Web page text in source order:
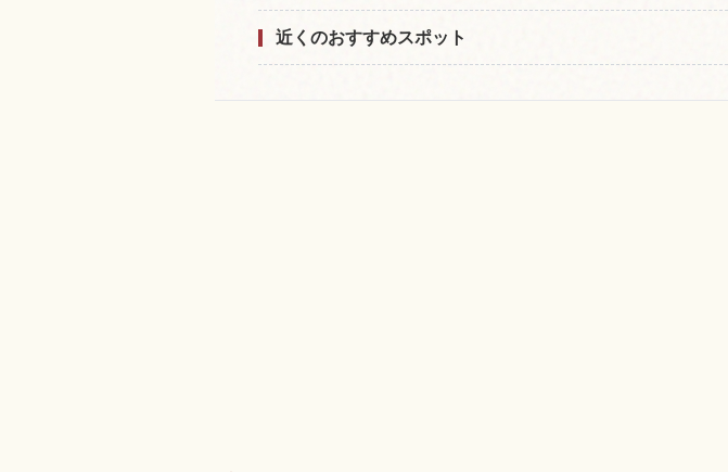
近くのおすすめスポット